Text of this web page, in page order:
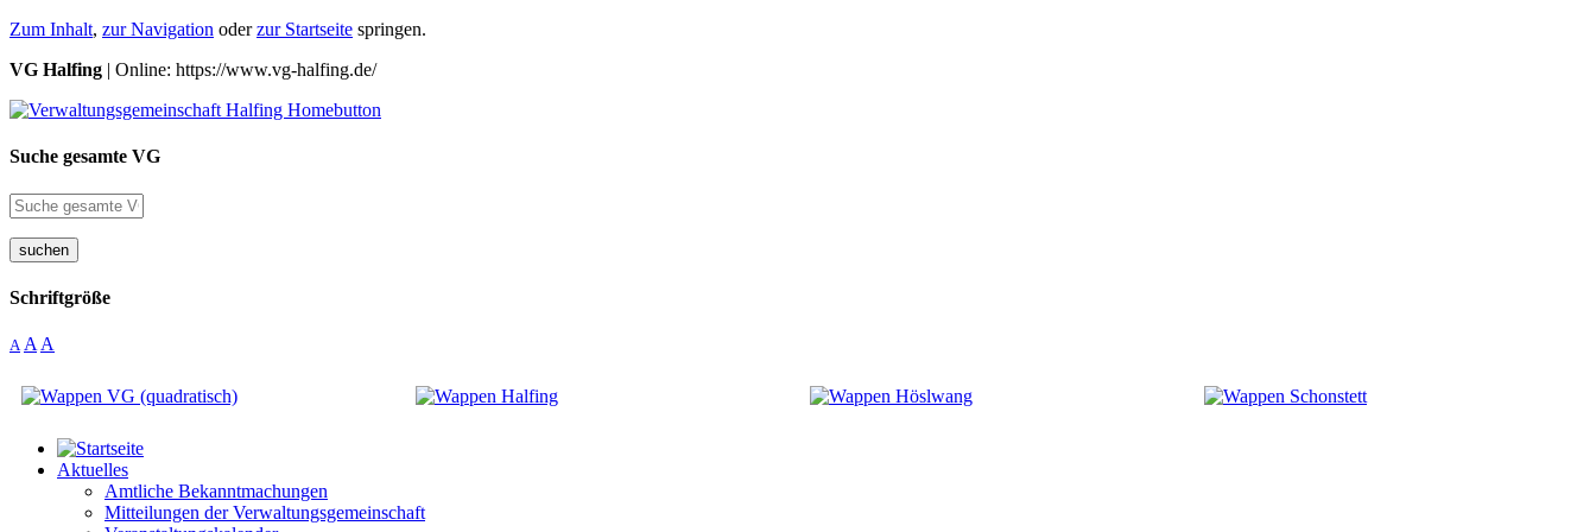
Zum Inhalt, zur Navigation oderzur Startseite springen.
VG Halfing | Online: https://www.vg-halfing.de/
Suche gesamte VG
suchen
Schriftgröße
A A A
Aktuelles
Amtliche Bekanntmachungen
Mitteilungen der Verwaltungsgemeinschaft